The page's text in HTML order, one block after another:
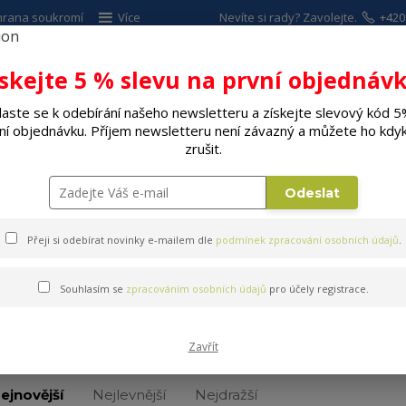
soukromí Více
Hledat
Nevíte si rady? Zavolejte.
SPOTŘEBIČE ELEKTRO DÍLNA A
Nejlevnější Nejdražší
5 % slevu na první
se k odebírání našeho newsletteru a získejte slevový kód
objednávku. Příjem newsletteru není závazný a můžete ho
zrušit.
Odeslat
Přeji si odebírat novinky e-mailem dle podmínek zpracování osobních údajů.
Souhlasím se zpracováním osobních údajů pro účely registrace.
Zavřít